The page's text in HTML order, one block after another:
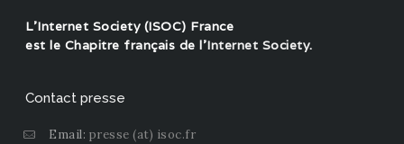
L'Internet Society (ISOC) France
est le Chapitre français de l'Internet Society.
Contact presse
Email: presse (at) isoc.fr